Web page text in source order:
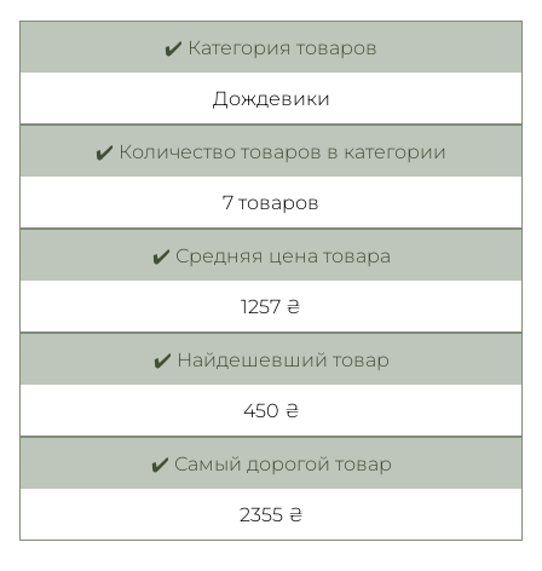
✔️ Категория товаров
Дождевики
✔️ Количество товаров в категории
7 товаров
✔️ Средняя цена товара
1257 ₴
✔️ Найдешевший товар
450 ₴
✔️ Самый дорогой товар
2355 ₴